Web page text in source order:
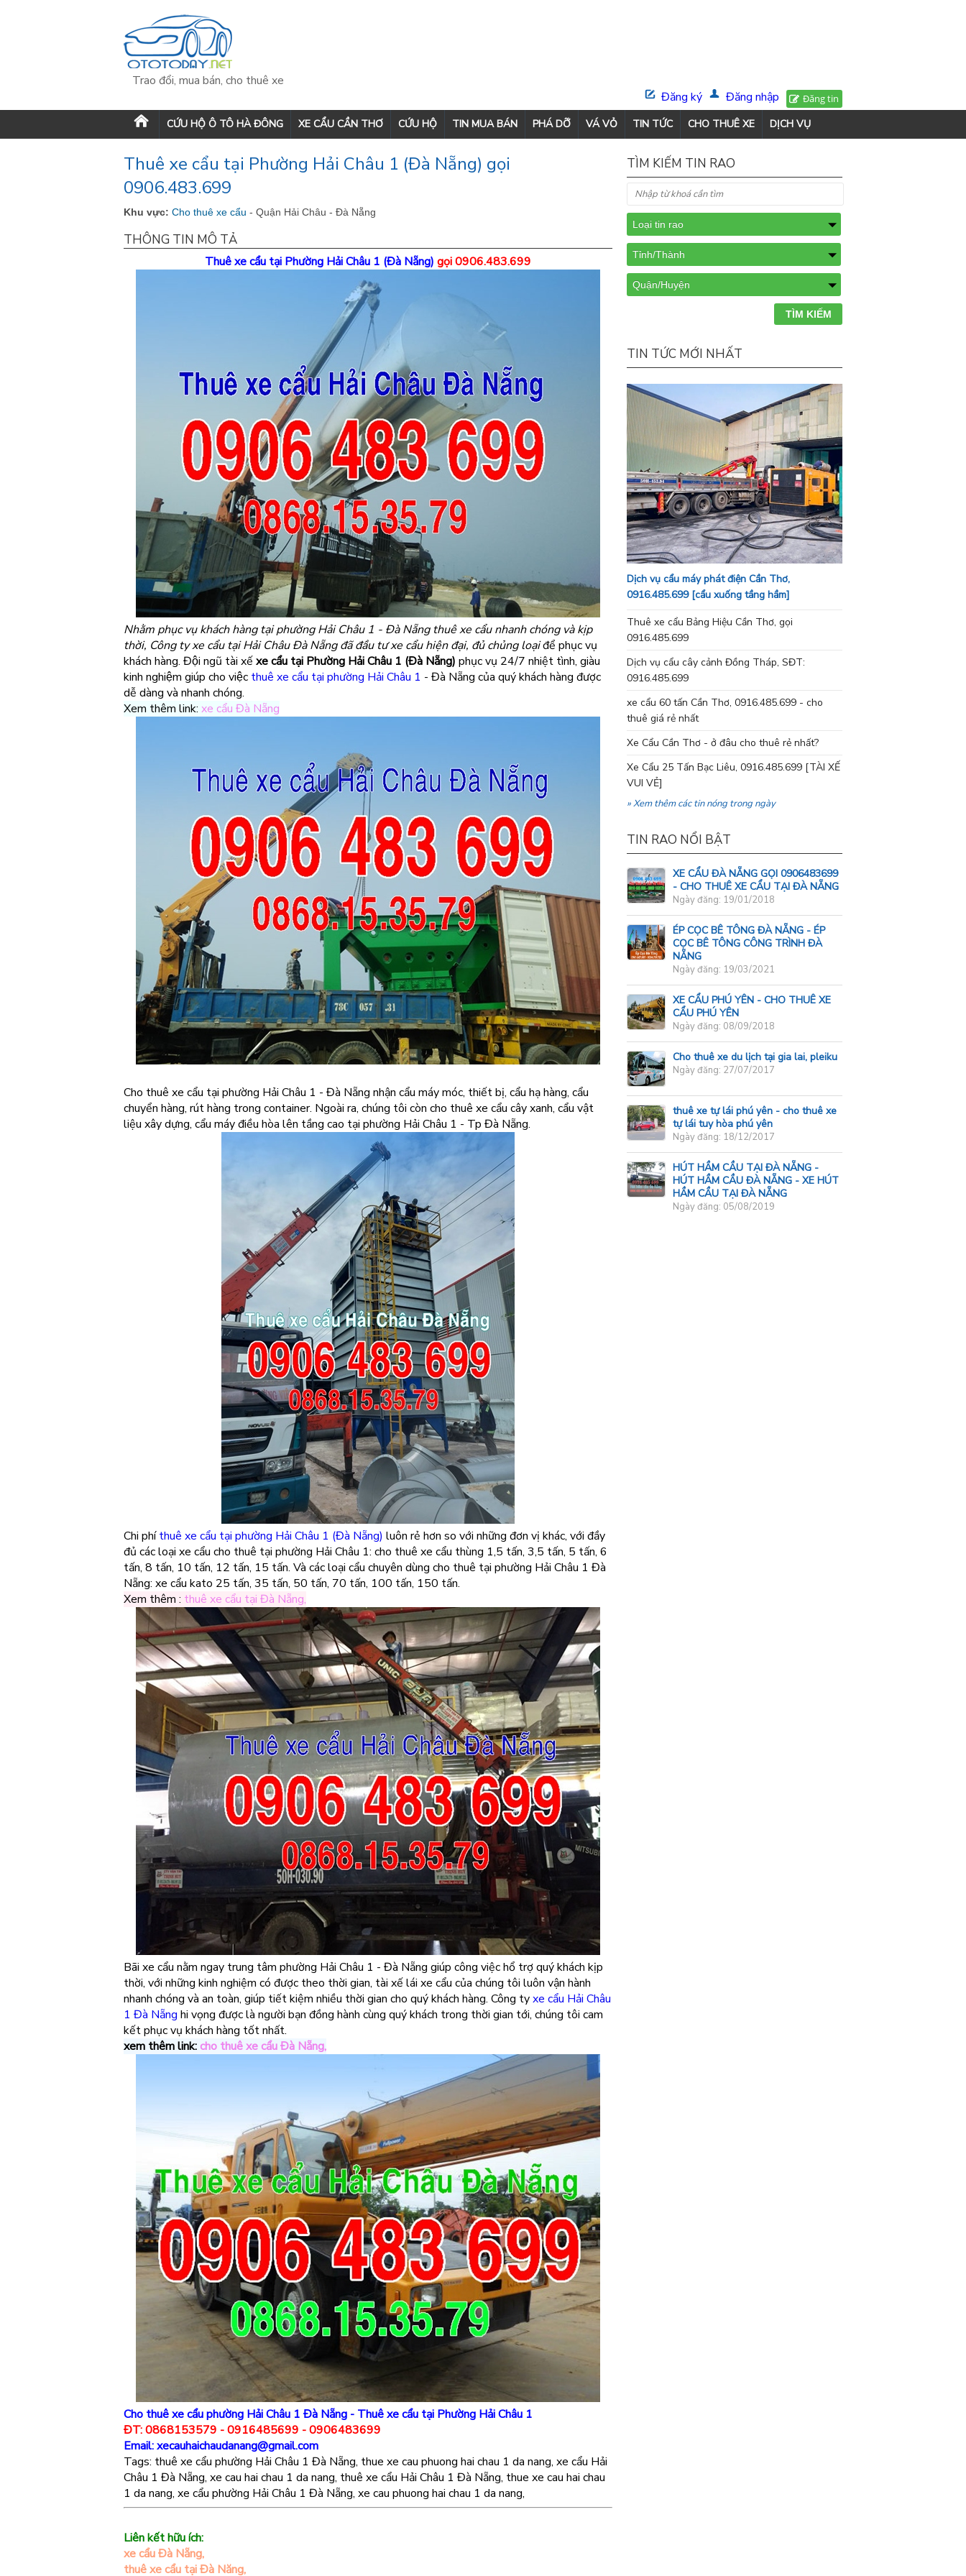
Trao đổi, mua bán, cho thuê xe
Đăng tin
Đăng nhập
Đăng ký
CỨU HỘ Ô TÔ HÀ ĐÔNG XE CẨU CẦN THƠ CỨU HỘ TIN MUA BÁN PHÁ DỠ VÁ VỎ TIN TỨC CHO THUÊ XE DỊCH VỤ
Thuê xe cẩu tại Phường Hải Châu 1 (Đà Nẵng) gọi
0906.483.699
Khu vực: Cho thuê xe cẩu - Quận Hải Châu - Đà Nẵng
THÔNG TIN MÔ TẢ
Thuê xe cẩu tại Phường Hải Châu 1 (Đà Nẵng) gọi 0906.483.699
Nhằm phục vụ khách hàng tại phường Hải Châu 1 - Đà Nẵng thuê xe cẩu nhanh chóng và kịp
thời, Công ty xe cẩu tại Hải Châu Đà Nẵng đã đầu tư xe cẩu hiện đại, đủ chủng loạiđể phục vụ
khách hàng. Đội ngũ tài xếxe cẩu tại Phường Hải Châu 1 (Đà Nẵng) phục vụ 24/7 nhiệt tình, giàu
kinh nghiệm giúp cho việc thuê xe cẩu tại phường Hải Châu 1 - Đà Nẵng của quý khách hàng được
dễ dàng và nhanh chóng.
Xem thêm link: xe cẩu Đà Nẵng
Cho thuê xe cẩu tại phường Hải Châu 1 - Đà Nẵng nhận cẩu máy móc, thiết bị, cẩu hạ hàng, cẩu
chuyển hàng, rút hàng trong container. Ngoài ra, chúng tôi còn cho thuê xe cẩu cây xanh, cẩu vật
liệu xây dựng, cẩu máy điều hòa lên tầng cao tại phường Hải Châu 1 - Tp Đà Nẵng.
Chi phíthuê xe cẩu tại phường Hải Châu 1 (Đà Nẵng) luôn rẻ hơn so với những đơn vị khác, với đầy
đủ các loại xe cẩu cho thuê tại phường Hải Châu 1: cho thuê xe cẩu thùng 1,5 tấn, 3,5 tấn, 5 tấn, 6
tấn, 8 tấn, 10 tấn, 12 tấn, 15 tấn. Và các loại cẩu chuyên dùng cho thuê tại phường Hải Châu 1 Đà
Nẵng: xe cẩu kato 25 tấn, 35 tấn, 50 tấn, 70 tấn, 100 tấn, 150 tấn.
Xem thêm : thuê xe cẩu tại Đà Nẵng,
Bãi xe cẩu nằm ngay trung tâm phường Hải Châu 1 - Đà Nẵng giúp công việc hổ trợ quý khách kịp
thời, với những kinh nghiệm có được theo thời gian, tài xế lái xe cẩu của chúng tôi luôn vận hành
nhanh chóng và an toàn, giúp tiết kiệm nhiều thời gian cho quý khách hàng. Công tyxe cẩu Hải Châu
1 Đà Nẵng hi vọng được là người bạn đồng hành cùng quý khách trong thời gian tới, chúng tôi cam
kết phục vụ khách hàng tốt nhất.
xem thêm link:cho thuê xe cẩu Đà Nẵng,
Cho thuê xe cẩu phường Hải Châu 1 Đà Nẵng - Thuê xe cẩu tại Phường Hải Châu 1
ĐT: 0868153579 - 0916485699 - 0906483699
Email: xecauhaichaudanang@gmail.com
Tags: thuê xe cẩu phường Hải Châu 1 Đà Nẵng, thue xe cau phuong hai chau 1 da nang, xe cẩu Hải
Châu 1 Đà Nẵng, xe cau hai chau 1 da nang, thuê xe cẩu Hải Châu 1 Đà Nẵng, thue xe cau hai chau
1 da nang, xe cẩu phường Hải Châu 1 Đà Nẵng, xe cau phuong hai chau 1 da nang,
Liên kết hữu ích:
xe cẩu Đà Nẵng,
thuê xe cẩu tại Đà Năng,
TÌM KIẾM TIN RAO
TIN TỨC MỚI NHẤT
Dịch vụ cẩu máy phát điện Cần Thơ,
0916.485.699 [cẩu xuống tầng hầm]
Thuê xe cẩu Bảng Hiệu Cần Thơ, gọi
0916.485.699
Dịch vụ cẩu cây cảnh Đồng Tháp, SĐT:
0916.485.699
xe cẩu 60 tấn Cần Thơ, 0916.485.699 - cho
thuê giá rẻ nhất
Xe Cẩu Cần Thơ - ở đâu cho thuê rẻ nhất?
Xe Cẩu 25 Tấn Bạc Liêu, 0916.485.699 [TÀI XẾ
VUI VẺ]
» Xem thêm các tin nóng trong ngày
TIN RAO NỔI BẬT
XE CẨU ĐÀ NẴNG GỌI 0906483699
- CHO THUÊ XE CẨU TẠI ĐÀ NẴNG
Ngày đăng: 19/01/2018
ÉP CỌC BÊ TÔNG ĐÀ NẴNG - ÉP
CỌC BÊ TÔNG CÔNG TRÌNH ĐÀ
NẴNG
Ngày đăng: 19/03/2021
XE CẨU PHÚ YÊN - CHO THUÊ XE
CẨU PHÚ YÊN
Ngày đăng: 08/09/2018
Cho thuê xe du lịch tại gia lai, pleiku
Ngày đăng: 27/07/2017
thuê xe tự lái phú yên - cho thuê xe
tự lái tuy hòa phú yên
Ngày đăng: 18/12/2017
HÚT HẦM CẦU TẠI ĐÀ NẴNG -
HÚT HẦM CẦU ĐÀ NẴNG - XE HÚT
HẦM CẦU TẠI ĐÀ NẴNG
Ngày đăng: 05/08/2019